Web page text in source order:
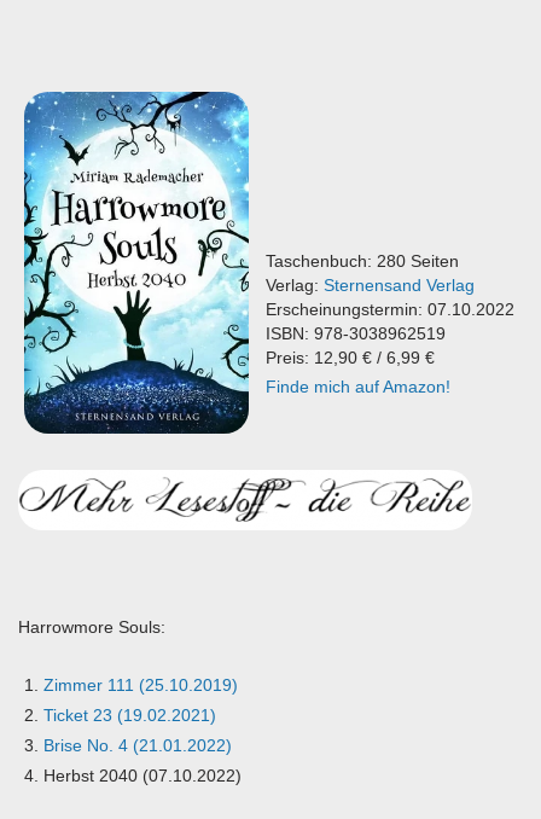
Taschenbuch: 280 Seiten
Verlag: Sternensand Verlag
Erscheinungstermin: 07.10.2022
ISBN: 978-3038962519
Preis: 12,90 € / 6,99 €
Finde mich auf Amazon!
Harrowmore Souls:
Zimmer 111 (25.10.2019)
Ticket 23 (19.02.2021)
Brise No. 4 (21.01.2022)
Herbst 2040 (07.10.2022)